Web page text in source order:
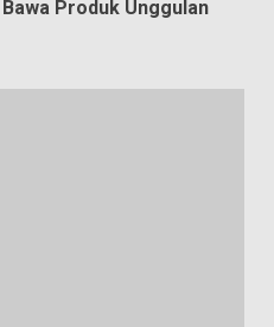
Bawa Produk Unggulan